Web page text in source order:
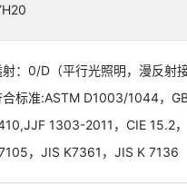
射：0/D（平行光照明，漫反射
合标准:ASTM D1003/1044，
1303-2011，CIE 15.2
，JIS K7361，JIS K 7136